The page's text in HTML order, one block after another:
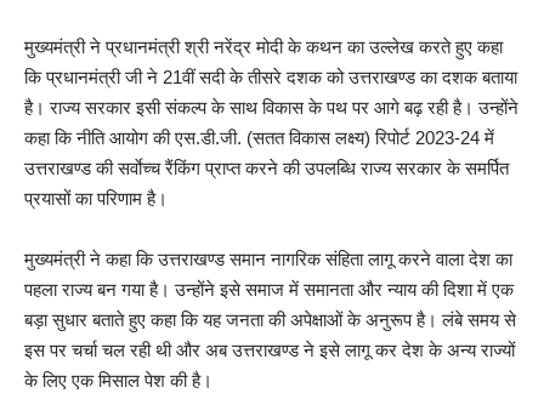
मुख्यमंत्री ने प्रधानमंत्री श्री नरेंद्र मोदी के कथन का उल्लेख करते हुए कहा
कि प्रधानमंत्री जी ने 21वीं सदी के तीसरे दशक को उत्तराखण्ड का दशक बताया
है। राज्य सरकार इसी संकल्प के साथ विकास के पथ पर आगे बढ़ रही है। उन्होंने
कहा कि नीति आयोग की एस.डी.जी. (सतत विकास लक्ष्य) रिपोर्ट 2023-24 में
उत्तराखण्ड की सर्वाेच्च रैंकिंग प्राप्त करने की उपलब्धि राज्य सरकार के समर्पित
प्रयासों का परिणाम है।
मुख्यमंत्री ने कहा कि उत्तराखण्ड समान नागरिक संहिता लागू करने वाला देश का
पहला राज्य बन गया है। उन्होंने इसे समाज में समानता और न्याय की दिशा में एक
बड़ा सुधार बताते हुए कहा कि यह जनता की अपेक्षाओं के अनुरूप है। लंबे समय से
इस पर चर्चा चल रही थी और अब उत्तराखण्ड ने इसे लागू कर देश के अन्य राज्यों
के लिए एक मिसाल पेश की है।